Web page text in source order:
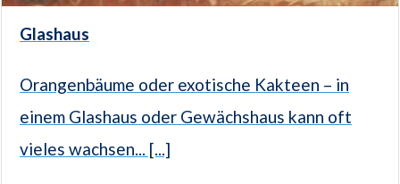
Glashaus
Orangenbäume oder exotische Kakteen – in
einem Glashaus oder Gewächshaus kann oft
vieles wachsen... [...]